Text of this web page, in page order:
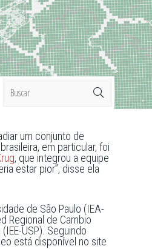
um conjunto de
em particular, foi
, que integrou a equipe
estar pior”, disse ela
de São Paulo (IEA-
Regional de Cambio
USP). Seguindo
está disponível no site